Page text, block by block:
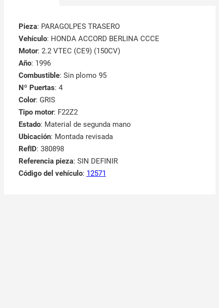
Pieza: PARAGOLPES TRASERO
Vehículo: HONDA ACCORD BERLINA CCCE
Motor: 2.2 VTEC (CE9) (150CV)
Año: 1996
Combustible: Sin plomo 95
Nº Puertas: 4
Color: GRIS
Tipo motor: F22Z2
Estado: Material de segunda mano
Ubicación: Montada revisada
RefID: 380898
Referencia pieza: SIN DEFINIR
Código del vehículo: 12571